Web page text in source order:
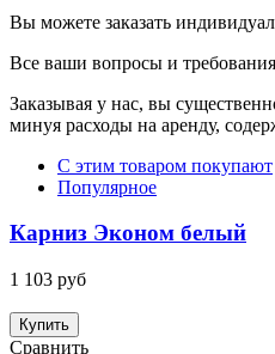
Вы можете заказать
Все ваши вопросы и
Заказывая у нас, вы
минуя расходы на аренду,
С этим товаром покупают
Популярное
Карниз Эконом белый
1 103 руб
Купить
Сравнить